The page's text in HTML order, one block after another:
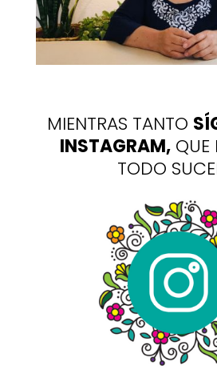
MIENTRAS TANTO
INSTAGRAM,QUE
TODO